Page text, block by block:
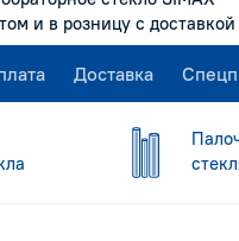
и в розницу с доставкой
Доставка